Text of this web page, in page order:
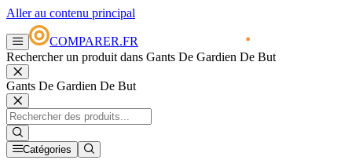
Aller au contenu principal
COMPARER.FR
Rechercher un produit dans Gants De Gardien De But
Gants De Gardien De But
Catégories